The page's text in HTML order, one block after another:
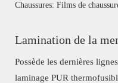
Chaussures: Films de
Lamination de la
Possède les dernières
laminage PUR